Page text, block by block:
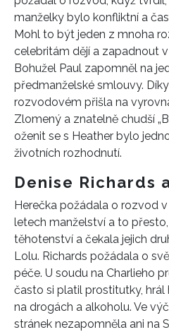
manželky bylo konfliktní a
Mohl to být jeden z mnoha
celebritám dějí a zapadnout
Bohužel Paul zapomněl na
předmanželské smlouvy.
rozvodovém přišla na
Zlomený a znatelně chudší
oženit se s Heather bylo
životních rozhodnutí.
Denise Richards
Herečka požádala o rozvod
letech manželství a to
těhotenství a čekala jejich
Lolu. Richards požádala o
péče. U soudu na Charlieho
často si platil prostitutky,
na drogách a alkoholu. Ve
stránek nezapomněla ani na